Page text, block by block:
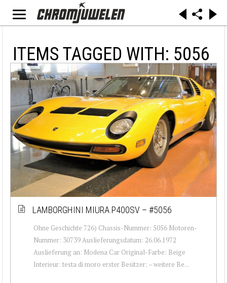
ITEMS TAGGED WITH: 5056
LAMBORGHINI MIURA P400SV – #5056
Ohne Geschichte 726) Chassis-Nummer: 5056 Motoren-
Nummer: 30739 Auslieferungsdatum: 26.06.1972
Auslieferung an: Modena Car Original-Farbe: Beige
Interieur: testa di moro erster Besitzer: – weitere Be...